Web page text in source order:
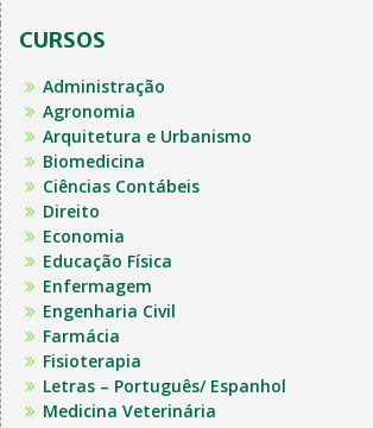
CURSOS
Administração
Agronomia
Arquitetura e Urbanismo
Biomedicina
Ciências Contábeis
Direito
Economia
Educação Física
Enfermagem
Engenharia Civil
Farmácia
Fisioterapia
Letras – Português/ Espanhol
Medicina Veterinária